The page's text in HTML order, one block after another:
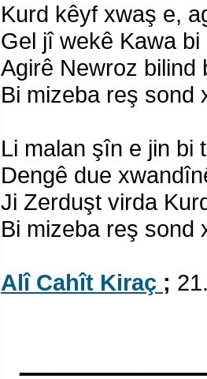
Kurd kêyf xwaş e,
Gel jî wekê Kawa
Agirê Newroz bilind
Bi mizeba reş sond
Li malan şîn e jin bi
Dengê due
Ji Zerduşt virda
Bi mizeba reş sond
Alî Cahît Kiraç ;